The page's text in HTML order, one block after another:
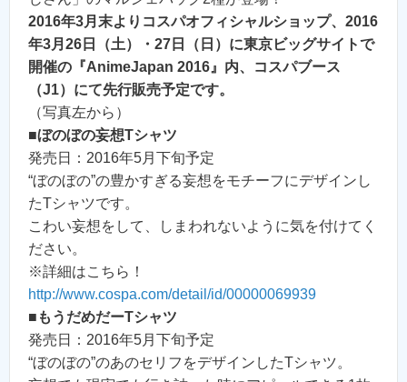
2016年3月末よりコスパオフィシャルショップ、2016
年3月26日（土）・27日（日）に東京ビッグサイトで
開催の『AnimeJapan 2016』内、コスパブース
（J1）にて先行販売予定です。
（写真左から）
■ぼのぼの妄想Tシャツ
発売日：2016年5月下旬予定
“ぼのぼの”の豊かすぎる妄想をモチーフにデザインし
たTシャツです。
こわい妄想をして、しまわれないように気を付けてく
ださい。
※詳細はこちら！
http://www.cospa.com/detail/id/00000069939
■ もうだめだーTシャツ
発売日：2016年5月下旬予定
“ぼのぼの”のあのセリフをデザインしたTシャツ。